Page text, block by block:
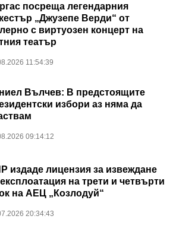
посреща легендарния
„Джузепе Верди“ от
с виртуозен концерт на
театър
11:54:39
Вълчев: В предстоящите
избори аз няма да
09:14:12
издаде лицензия за извеждане
на трети и четвърти
на АЕЦ „Козлодуй“
20:34:43